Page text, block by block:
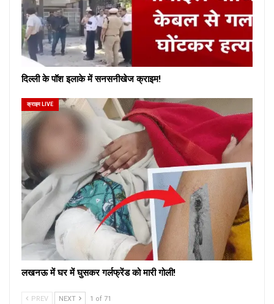
दिल्ली के पॉश इलाके में सनसनीखेज क्राइम!
क्राइम LIVE
लखनऊ में घर में घुसकर गर्लफ्रेंड को मारी गोली!
PREV NEXT 1 of 71